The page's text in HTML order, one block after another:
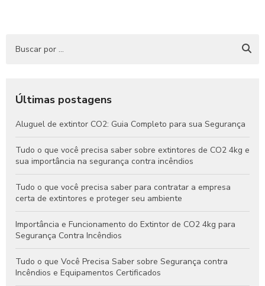
Últimas postagens
Aluguel de extintor CO2: Guia Completo para sua Segurança
Tudo o que você precisa saber sobre extintores de CO2 4kg e
sua importância na segurança contra incêndios
Tudo o que você precisa saber para contratar a empresa
certa de extintores e proteger seu ambiente
Importância e Funcionamento do Extintor de CO2 4kg para
Segurança Contra Incêndios
Tudo o que Você Precisa Saber sobre Segurança contra
Incêndios e Equipamentos Certificados